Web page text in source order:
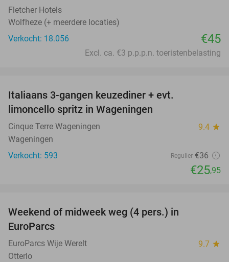
Fletcher Hotels
Wolfheze (+ meerdere locaties)
Verkocht: 18.056
€45
Excl. ca. €3 p.p.p.n. toeristenbelasting
Italiaans 3-gangen keuzediner + evt.
limoncello spritz in Wageningen
Cinque Terre Wageningen 9.4 star
Wageningen
Verkocht: 593
Regulier €36
€25,95
Weekend of midweek weg (4 pers.) in
EuroParcs
EuroParcs Wije Werelt 9.7 star
Otterlo